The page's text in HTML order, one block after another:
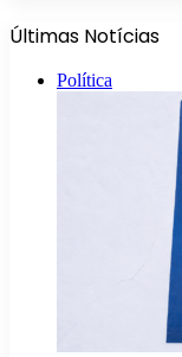
Últimas Notícias
Política